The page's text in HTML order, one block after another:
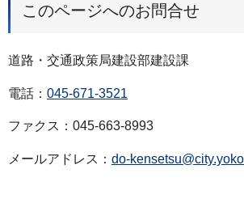
このページへのお問合せ
道路・交通政策局建設部建設課
電話： 045-671-3521
ファクス：045-663-8993
メールアドレス： do-